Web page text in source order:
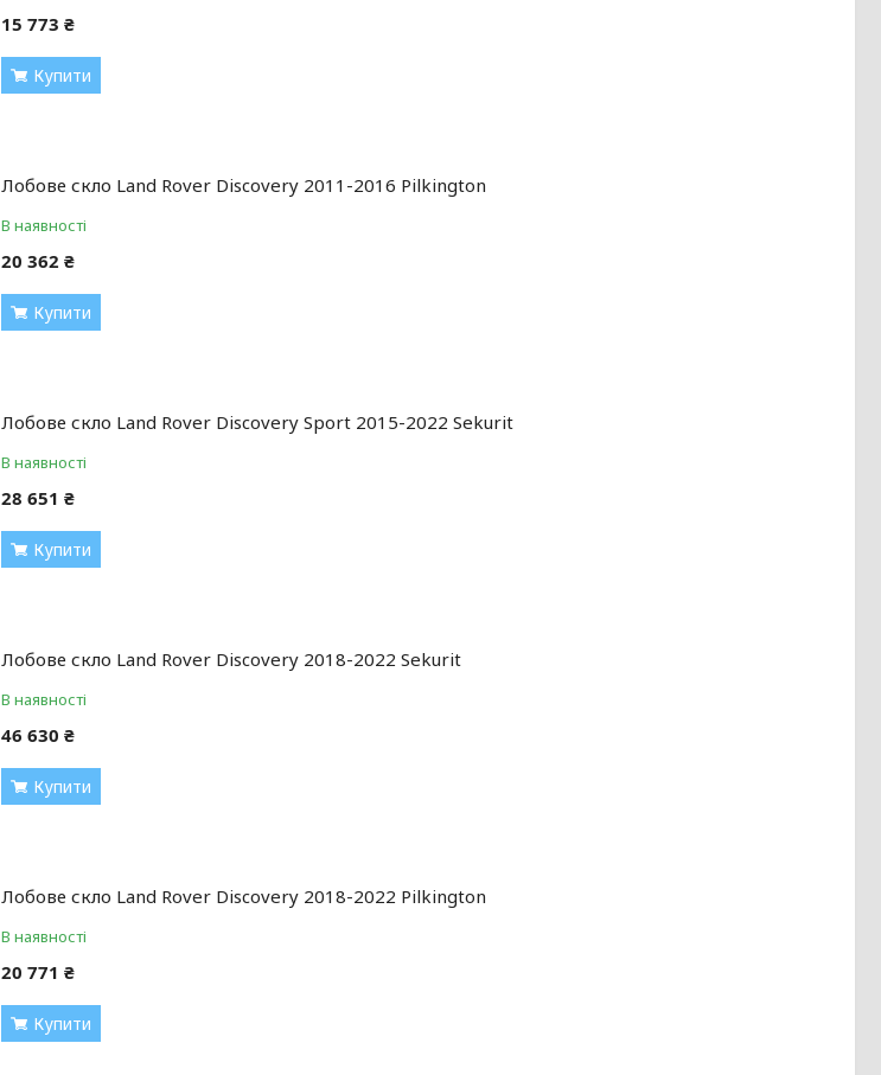
15 773 ₴
Купити
Лобове скло Land Rover Discovery 2011-2016 Pilkington
В наявності
20 362 ₴
Купити
Лобове скло Land Rover Discovery Sport 2015-2022 Sekurit
В наявності
28 651 ₴
Купити
Лобове скло Land Rover Discovery 2018-2022 Sekurit
В наявності
46 630 ₴
Купити
Лобове скло Land Rover Discovery 2018-2022 Pilkington
В наявності
20 771 ₴
Купити